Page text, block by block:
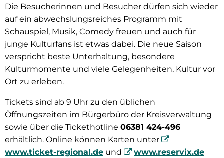
Die Besucherinnen und Besucher dürfen sich wieder
auf ein abwechslungsreiches Programm mit
Schauspiel, Musik, Comedy freuen und auch für
junge Kulturfans ist etwas dabei. Die neue Saison
verspricht beste Unterhaltung, besondere
Kulturmomente und viele Gelegenheiten, Kultur vor
Ort zu erleben.
Tickets sind ab 9 Uhr zu den üblichen
Öffnungszeiten im Bürgerbüro der Kreisverwaltung
sowie über die Tickethotline 06381 424-496
erhältlich. Online können Karten unter
www.ticket-regional.de und
www.reservix.de